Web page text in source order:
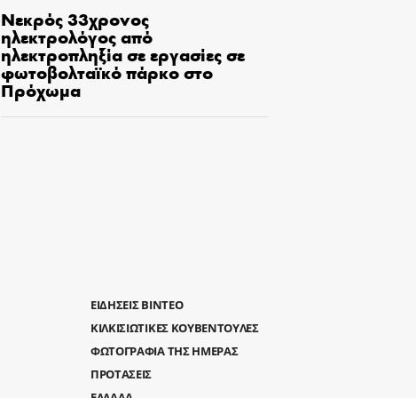
Νεκρός 33χρονος
ηλεκτρολόγος από
ηλεκτροπληξία σε εργασίες σε
φωτοβολταϊκό πάρκο στο
Πρόχωμα
ΕΙΔΗΣΕΙΣ ΒΙΝΤΕΟ
ΚΙΛΚΙΣΙΩΤΙΚΕΣ ΚΟΥΒΕΝΤΟΥΛΕΣ
ΦΩΤΟΓΡΑΦΙΑ ΤΗΣ ΗΜΕΡΑΣ
ΠΡΟΤΑΣΕΙΣ